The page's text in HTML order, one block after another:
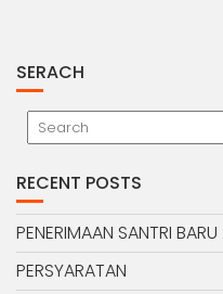
SERACH
RECENT POSTS
PENERIMAAN SANTRI
PERSYARATAN